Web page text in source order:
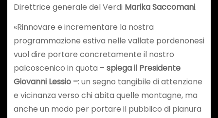
Direttrice generale del Verdi Marika Saccomani.
«Rinnovare e incrementare la nostra
programmazione estiva nelle vallate pordenonesi
vuol dire portare concretamente il nostro
palcoscenico in quota – spiega il Presidente
Giovanni Lessio –: un segno tangibile di attenzione
e vicinanza verso chi abita quelle montagne, ma
anche un modo per portare il pubblico di pianura